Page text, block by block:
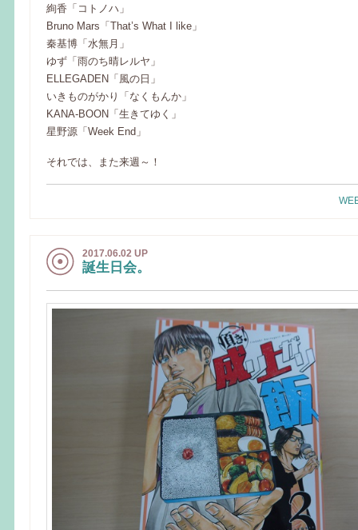
絢香「コトノハ」
Bruno Mars「That’s What I like」
秦基博「水無月」
ゆず「雨のち晴レルヤ」
ELLEGADEN「風の日」
いきものがかり「なくもんか」
KANA-BOON「生きてゆく」
星野源「Week End」
それでは、また来週～！
2017.06.02 UP
誕生日会。